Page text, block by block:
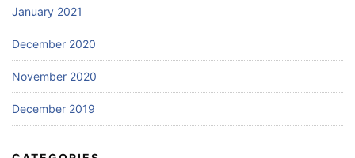
January 2021
December 2020
November 2020
December 2019